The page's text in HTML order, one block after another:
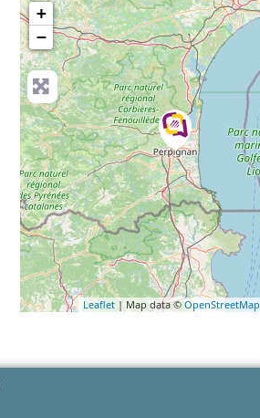
+
−
Leaflet | Map data ©OpenStreetMap